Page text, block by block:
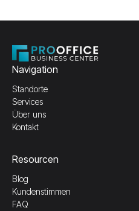
Navigation
Standorte
Services
Über uns
Kontakt
Resourcen
Blog
Kundenstimmen
FAQ